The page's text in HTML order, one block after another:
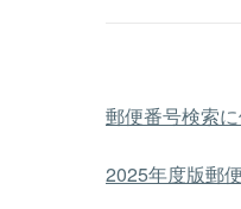
郵便番号検索
2025年度版郵